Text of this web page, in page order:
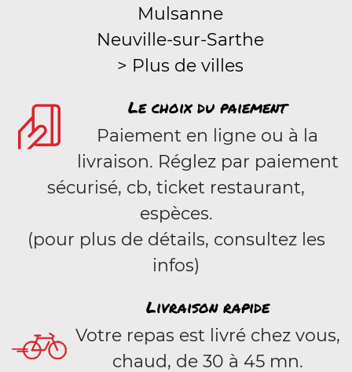
Mulsanne
Neuville-sur-Sarthe
> Plus de villes
Le choix du paiement
Paiement en ligne ou à la
livraison. Réglez par paiement
sécurisé, cb, ticket restaurant,
espèces.
(pour plus de détails, consultez les
infos)
Livraison rapide
Votre repas est livré chez vous,
chaud, de 30 à 45 mn.